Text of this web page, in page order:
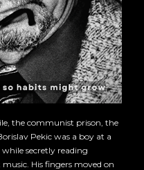
the communist prison, the
Pekic was a boy at a
secretly reading
His fingers moved on